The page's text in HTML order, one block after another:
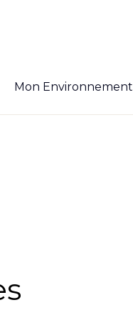
Mon Environnement